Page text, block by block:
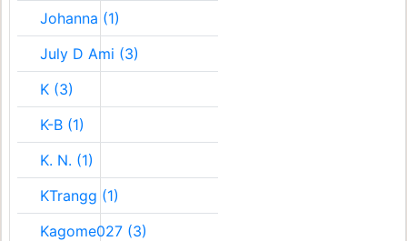
Johanna (1)
July D Ami (3)
K (3)
K-B (1)
K. N. (1)
KTrangg (1)
Kagome027 (3)